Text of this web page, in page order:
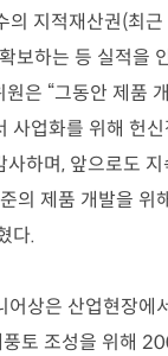
의 지적재산권(최근
보하는 등 실적을
원은 “그동안 제품
사업화를 위해 헌
사하며, 앞으로도
의 제품 개발을 위
다.
어상은 산업현장에
토 조성을 위해